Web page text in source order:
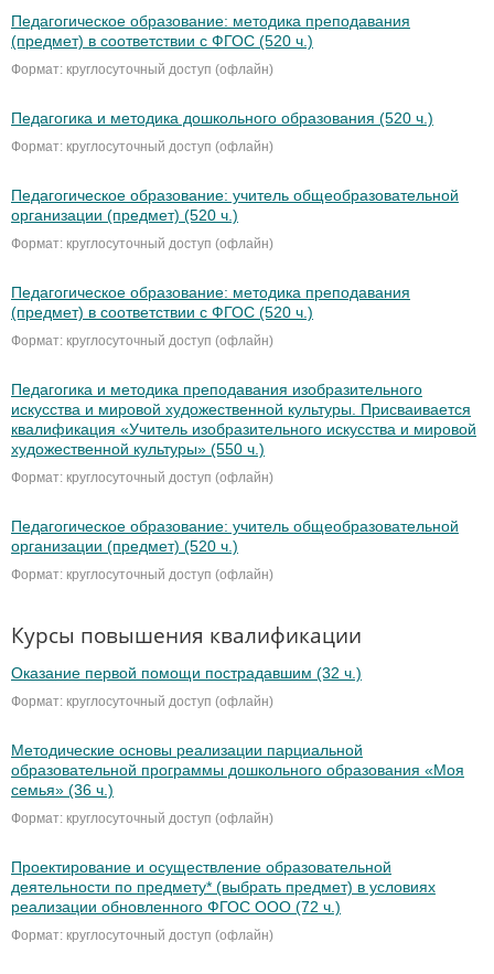
Педагогическое образование: методика преподавания
(предмет) в соответствии с ФГОС (520 ч.)
Формат: круглосуточный доступ (офлайн)
Педагогика и методика дошкольного образования (520 ч.)
Формат: круглосуточный доступ (офлайн)
Педагогическое образование: учитель общеобразовательной
организации (предмет) (520 ч.)
Формат: круглосуточный доступ (офлайн)
Педагогическое образование: методика преподавания
(предмет) в соответствии с ФГОС (520 ч.)
Формат: круглосуточный доступ (офлайн)
Педагогика и методика преподавания изобразительного
искусства и мировой художественной культуры. Присваивается
квалификация «Учитель изобразительного искусства и мировой
художественной культуры» (550 ч.)
Формат: круглосуточный доступ (офлайн)
Педагогическое образование: учитель общеобразовательной
организации (предмет) (520 ч.)
Формат: круглосуточный доступ (офлайн)
Курсы повышения квалификации
Оказание первой помощи пострадавшим (32 ч.)
Формат: круглосуточный доступ (офлайн)
Методические основы реализации парциальной
образовательной программы дошкольного образования «Моя
семья» (36 ч.)
Формат: круглосуточный доступ (офлайн)
Проектирование и осуществление образовательной
деятельности по предмету* (выбрать предмет) в условиях
реализации обновленного ФГОС ООО (72 ч.)
Формат: круглосуточный доступ (офлайн)